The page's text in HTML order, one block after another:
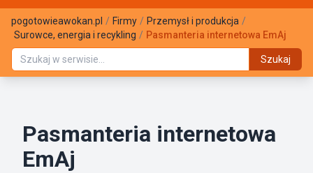
pogotowieawokan.pl / Firmy / Przemysł i produkcja /
Surowce, energia i recykling / Pasmanteria internetowa EmAj
Szukaj
Pasmanteria internetowa
EmAj